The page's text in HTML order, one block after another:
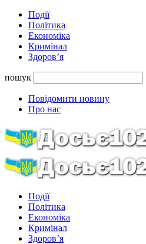
Події
Політика
Економіка
Кримінал
Здоров’я
пошук
Повідомити новину
Про нас
Події
Політика
Економіка
Кримінал
Здоров’я